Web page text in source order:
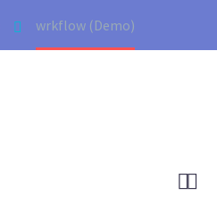
wrkflow (Demo)
